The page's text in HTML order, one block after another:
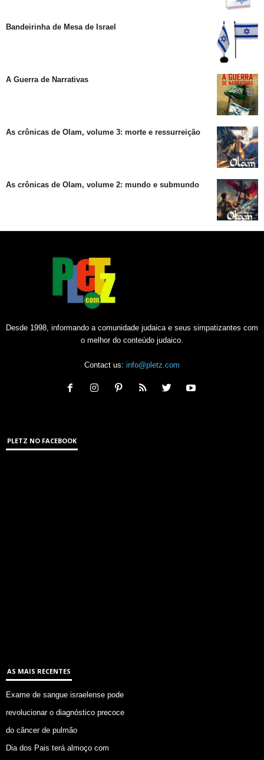
Bandeirinha de Mesa de Israel
A Guerra de Narrativas
As crônicas de Olam, volume 3: morte e ressurreição
As crônicas de Olam, volume 2: mundo e submundo
Desde 1998, informando a comunidade judaica e seus simpatizantes com
o melhor do conteúdo judaico.
Contact us: info@pletz.com
PLETZ NO FACEBOOK
AS MAIS RECENTES
Exame de sangue israelense pode
revolucionar o diagnóstico precoce
do câncer de pulmão
Dia dos Pais terá almoço com